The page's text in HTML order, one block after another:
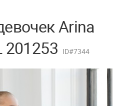
Arina
201253 ID#7344